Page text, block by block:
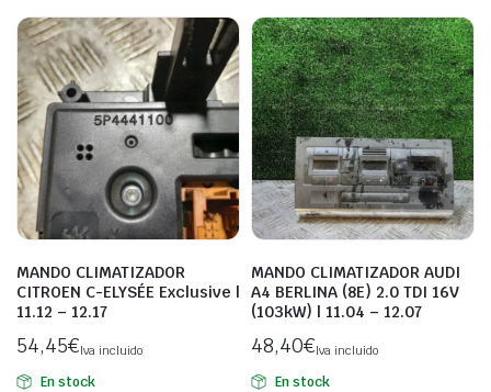
MANDO CLIMATIZADOR
CITROEN C-ELYSÉE Exclusive |
11.12 – 12.17
54,45€Iva incluido
En stock
MANDO CLIMATIZADOR AUDI
A4 BERLINA (8E) 2.0 TDI 16V
(103kW) | 11.04 – 12.07
48,40€Iva incluido
En stock